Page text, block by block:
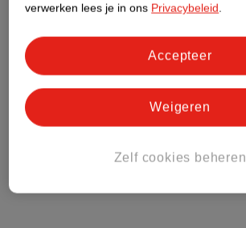
Bestel & Bezorginformatie
Bekijk ook
verwerken lees je in ons Privacybeleid.
Zelf cookies beheren
Weigeren
Accepteer